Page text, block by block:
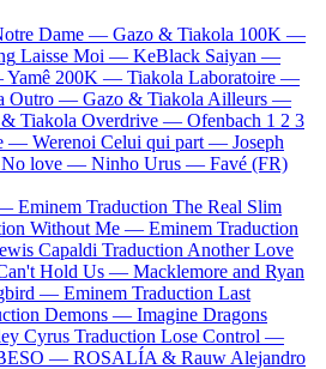
Dame — Gazo & Tiakola 100K —
Laisse Moi — KeBlack Saiyan —
Yamê 200K — Tiakola Laboratoire —
Outro — Gazo & Tiakola Ailleurs —
Tiakola Overdrive — Ofenbach 1 2 3
— Werenoi Celui qui part — Joseph
No love — Ninho Urus — Favé (FR)
— Eminem Traduction The Real Slim
Without Me — Eminem Traduction
Capaldi Traduction Another Love
Hold Us — Macklemore and Ryan
— Eminem Traduction Last
Demons — Imagine Dragons
Cyrus Traduction Lose Control —
— ROSALÍA & Rauw Alejandro